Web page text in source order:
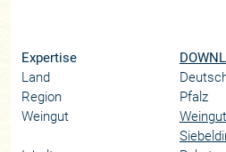
Expertise
Land
Region
Pfalz
Weingut